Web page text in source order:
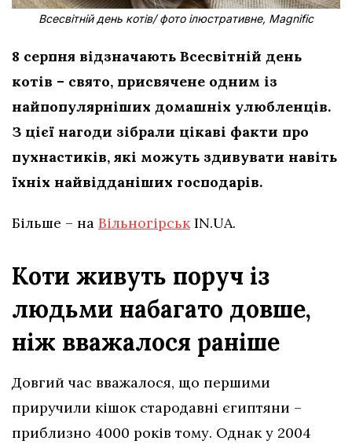
Всесвітній день котів/ фото ілюстративне, Magnific
8 серпня відзначають Всесвітній день
котів – свято, присвячене одним із
найпопулярніших домашніх улюбленців.
З цієї нагоди зібрали цікаві факти про
пухнастиків, які можуть здивувати навіть
їхніх найвідданіших господарів.
Більше – на ВільногірськIN.UA.
Коти живуть поруч із
людьми набагато довше,
ніж вважалося раніше
Довгий час вважалося, що першими
приручили кішок стародавні єгиптяни –
приблизно 4000 років тому. Однак у 2004